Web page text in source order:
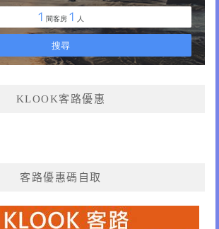
KLOOK客路優惠
客路優惠碼自取